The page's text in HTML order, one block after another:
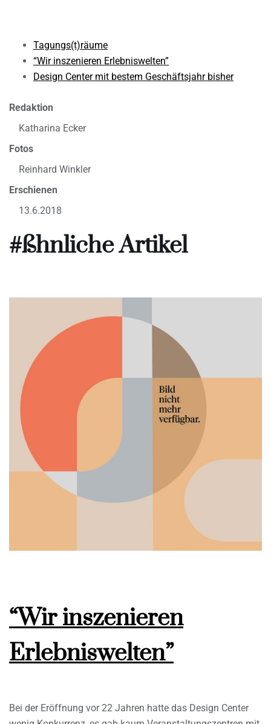
Tagungs(t)räume
“Wir inszenieren Erlebniswelten”
Design Center mit bestem Geschäftsjahr bisher
Redaktion
Katharina Ecker
Fotos
Reinhard Winkler
Erschienen
13.6.2018
#ßhnliche Artikel
“Wir inszenieren
Erlebniswelten”
Bei der Eröffnung vor 22 Jahren hatte das Design Center